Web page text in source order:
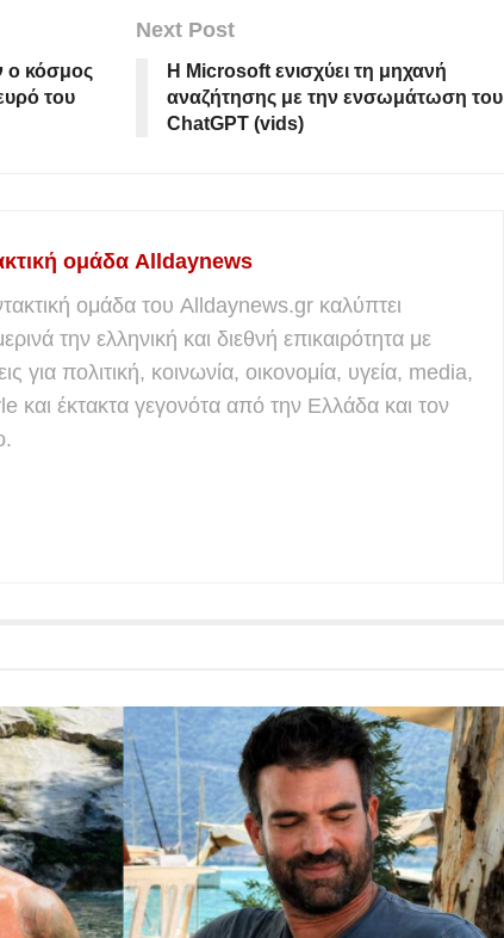
ο κόσμος
του
Next Post
H Microsoft ενισχύει τη μηχανή
αναζήτησης με την ενσωμάτωση του
ChatGPT (vids)
ομάδα Alldaynews
ομάδα του Alldaynews.gr καλύπτει
την ελληνική και διεθνή επικαιρότητα με
για πολιτική, κοινωνία, οικονομία, υγεία, media,
και έκτακτα γεγονότα από την Ελλάδα και τον